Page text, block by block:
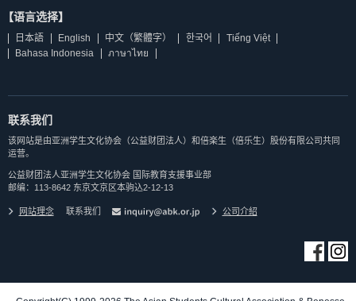
【语言选择】
日本語 English 中文（繁體字） 한국어
Tiếng Việt
Bahasa Indonesia
ภาษาไทย
联系我们
该网站是由亚洲学生文化协会（公益财团法人）和倍楽生（倍乐生）股份有限公司共同
运营。
公益财团法人亚洲学生文化协会 国际教育支援事业部
邮编：113-8642 东京文京区本驹込2-12-13
网站理念 联系我们 公司介紹